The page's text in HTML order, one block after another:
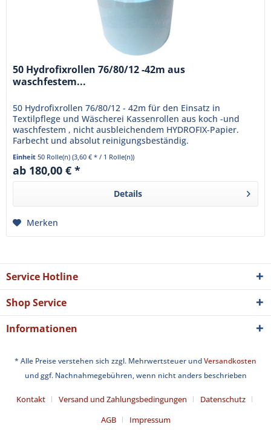
50 Hydrofixrollen 76/80/12 -42m aus
waschfestem...
50 Hydrofixrollen 76/80/12 - 42m für den Einsatz in
Textilpflege und Wäscherei Kassenrollen aus koch -und
waschfestem , nicht ausbleichendem HYDROFIX-Papier.
Farbecht und absolut reinigungsbeständig.
Einheit50 Rolle(n)(3,60 € * / 1 Rolle(n))
ab 180,00 € *
Details
Merken
Service Hotline
Shop Service
Informationen
* Alle Preise verstehen sich zzgl. Mehrwertsteuer undVersandkosten
und ggf. Nachnahmegebühren, wenn nicht anders beschrieben
Kontakt Versand und Zahlungsbedingungen
Datenschutz
AGB
Impressum